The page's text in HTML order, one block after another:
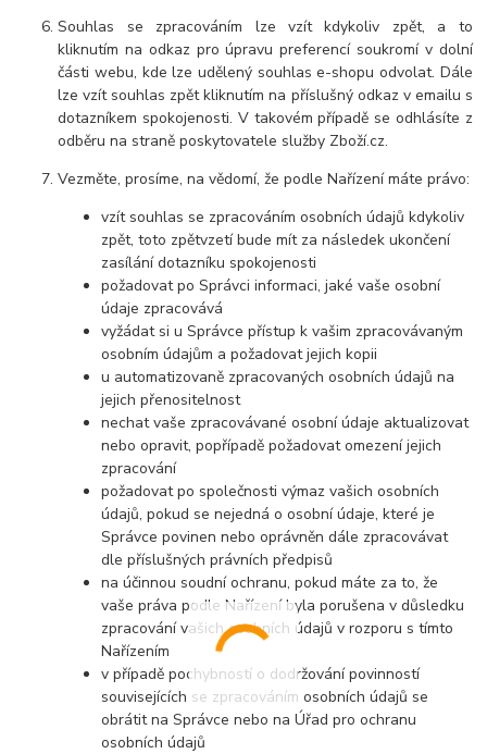
Souhlas se zpracováním lze vzít kdykoliv zpět, a to
kliknutím na odkaz pro úpravu preferencí soukromí v dolní
části webu, kde lze udělený souhlas e-shopu odvolat. Dále
lze vzít souhlas zpět kliknutím na příslušný odkaz v emailu s
dotazníkem spokojenosti. V takovém případě se odhlásíte z
odběru na straně poskytovatele služby Zboží.cz.
Vezměte, prosíme, na vědomí, že podle Nařízení máte právo:
vzít souhlas se zpracováním osobních údajů kdykoliv
zpět, toto zpětvzetí bude mít za následek ukončení
zasílání dotazníku spokojenosti
požadovat po Správci informaci, jaké vaše osobní
údaje zpracovává
vyžádat si u Správce přístup k vašim zpracovávaným
osobním údajům a požadovat jejich kopii
u automatizovaně zpracovaných osobních údajů na
jejich přenositelnost
nechat vaše zpracovávané osobní údaje aktualizovat
nebo opravit, popřípadě požadovat omezení jejich
zpracování
požadovat po společnosti výmaz vašich osobních
údajů, pokud se nejedná o osobní údaje, které je
Správce povinen nebo oprávněn dále zpracovávat
dle příslušných právních předpisů
na účinnou soudní ochranu, pokud máte za to, že
vaše práva podle Nařízení byla porušena v důsledku
zpracování vašich osobních údajů v rozporu s tímto
Nařízením
v případě pochybností o dodržování povinností
souvisejících se zpracováním osobních údajů se
obrátit na Správce nebo na Úřad pro ochranu
osobních údajů